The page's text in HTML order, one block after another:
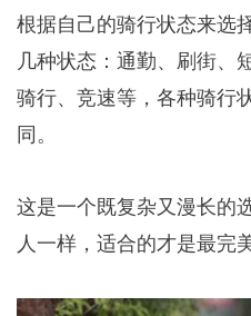
根据自己的骑行状态来选
几种状态：通勤、刷街、
骑行、竞速等，各种骑行
同。
这是一个既复杂又漫长的
人一样，适合的才是最完